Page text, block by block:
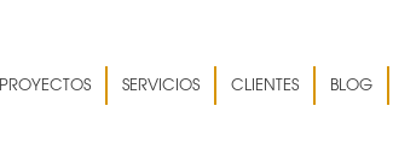
PROYECTOS SERVICIOS CLIENTES BLOG